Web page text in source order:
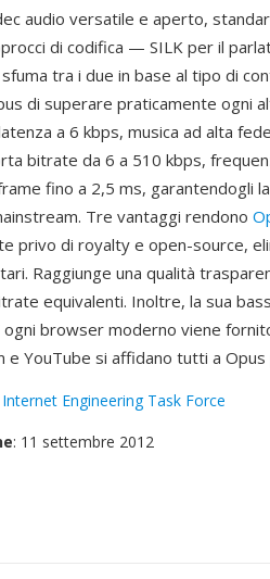
audio versatile e aperto,
di codifica — SILK per il
tra i due in base al tipo di
di superare praticamente ogni
a 6 kbps, musica ad alta
bitrate da 6 a 510 kbps,
fino a 2,5 ms, garantendogli
Tre vantaggi rendono
privo di royalty e open-source,
Raggiunge una qualità
equivalenti. Inoltre, la sua
ogni browser moderno viene
e YouTube si affidano tutti a
Internet Engineering Task Force
: 11 settembre 2012